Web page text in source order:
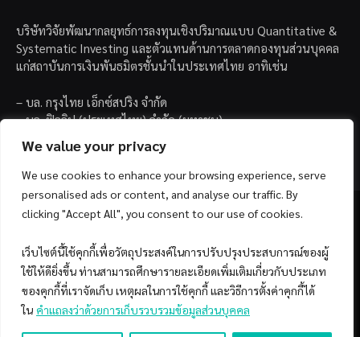
We value your privacy
We use cookies to enhance your browsing experience, serve
personalised ads or content, and analyse our traffic. By
clicking "Accept All", you consent to our use of cookies.
เว็บไซต์นี้ใช้คุกกี้เพื่อวัตถุประสงค์ในการปรับปรุงประสบการณ์ของผู้
ใช้ให้ดียิ่งขึ้น ท่านสามารถศึกษารายละเอียดเพิ่มเติมเกี่ยวกับประเภท
ของคุกกี้ที่เราจัดเก็บ เหตุผลในการใช้คุกกี้ และวิธีการตั้งค่าคุกกี้ได้
ใน คำแถลงว่าด้วยการเก็บรวบรวมข้อมูลส่วนบุคคล
บริษัทวิจัยพัฒนากลยุทธ์การลงทุนเชิงปริมาณแบบ Quantitative &
Systematic Investing และตัวแทนด้านการตลาดกองทุนส่วนบุคคล
แก่สถาบันการเงินพันธมิตรชั้นนำในประเทศไทย อาทิเช่น
– บล. กรุงไทย เอ็กซ์สปริง จำกัด
– บล. ฟิลลิป (ประเทศไทย) จำกัด (มหาชน)
FacebookYouTube
© 2026 Copyright by SiamQuant.